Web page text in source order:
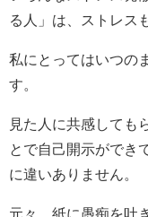
る人」は、ストレス
私にとってはいつの
す。
見た人に共感しても
とで自己開示ができ
に違いありません。
元々、紙に愚痴を吐